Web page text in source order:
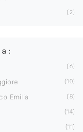
2
:
6
10
Emilia 8
14
11